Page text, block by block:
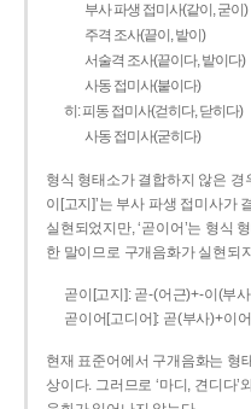
부사 파생 접미사(같이, 굳이)
주격 조사(끝이, 밭이)
서술격 조사(끝이다, 밭이다)
사동 접미사(붙이다)
히: 피동 접미사(걷히다, 닫히다)
사동 접미사(굳히다)
형식 형태소가 결합하지 않은 경
이[고지]’는 부사 파생 접미사가
실현되었지만, ‘곧이어’는 형식
한 말이므로 구개음화가 실현되
곧이[고지]: 곧-­(어근)+­-이(부
곧이어[고디어]: 곧(부사)+이
현재 표준어에서 구개음화는 형
상이다. 그러므로 ‘마디, 견디다